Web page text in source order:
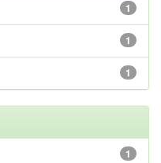
1
1
1
1